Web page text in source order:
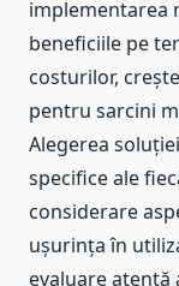
implementarea
beneficiile pe
costurilor,
pentru sarcini
Alegerea
specifice ale
considerare
ușurința în
evaluare